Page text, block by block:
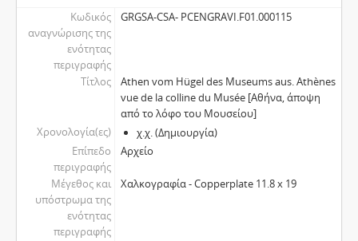
Κωδικός
αναγνώρισης της
ενότητας
περιγραφής
GRGSA-CSA- PCENGRAVI.F01.000115
Τίτλος
Athen vom Hügel des Museums aus. Athènes
vue de la colline du Μusée [Αθήνα, άποψη
από το λόφο του Μουσείου]
Χρονολογία(ες)
χ.χ. (Δημιουργία)
Επίπεδο
περιγραφής
Αρχείο
Μέγεθος και
υπόστρωμα της
ενότητας
περιγραφής
Χαλκογραφία - Copperplate 11.8 x 19